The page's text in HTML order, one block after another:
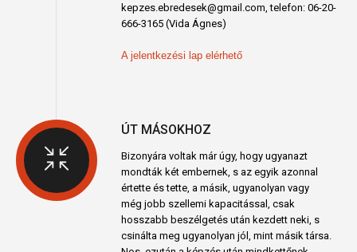
kepzes.ebredesek@gmail.com, telefon: 06-20-
666-3165 (Vida Ágnes)
A jelentkezési lap elérhető
ÚT MÁSOKHOZ
Bizonyára voltak már úgy, hogy ugyanazt
mondták két embernek, s az egyik azonnal
értette és tette, a másik, ugyanolyan vagy
még jobb szellemi kapacitással, csak
hosszabb beszélgetés után kezdett neki, s
csinálta meg ugyanolyan jól, mint másik társa.